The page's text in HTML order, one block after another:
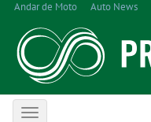
Andar de Moto Auto News
Toggle